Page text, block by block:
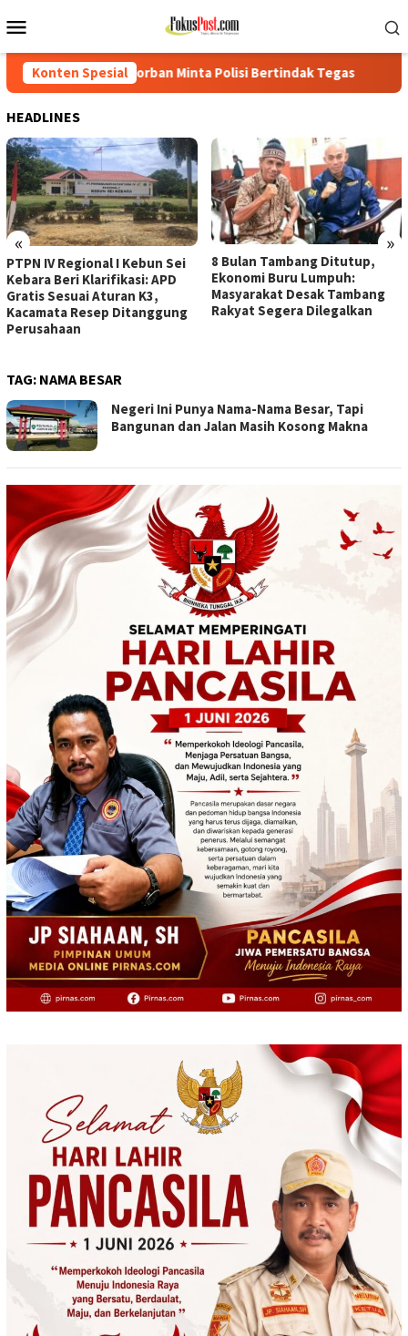
ke
Mobile
Konten Spesial
Minta Polisi Bertindak Tegas PTPN IV Regional I
HEADLINES
« »
PTPN IV Regional I Kebun Sei
Kebara Beri Klarifikasi: APD
Gratis Sesuai Aturan K3,
Kacamata Resep Ditanggung
Perusahaan
8 Bulan Tambang Ditutup,
Ekonomi Buru Lumpuh:
Masyarakat Desak Tambang
Rakyat Segera Dilegalkan
TAG: NAMA BESAR
Negeri Ini Punya Nama-Nama Besar, Tapi
Bangunan dan Jalan Masih Kosong Makna